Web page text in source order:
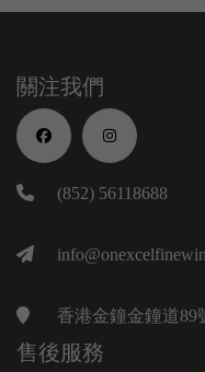
關注我們
(852) 56118688
香港金鐘金鐘道89
售後服務